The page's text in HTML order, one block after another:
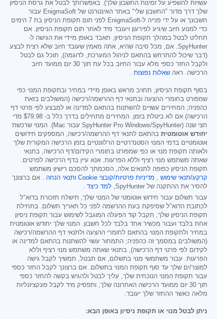
עשויות להשפיע על זמינות החשבון שלך). באפשרותך לבטל את גרסת הניסיון
שלך דרך מדור "החשבון שלי" באתר האינטרנט של EnigmaSoft עבור
חשבונך או על ידי פנייה ל-EnigmaSoft לפני תום תקופת הניסיון בת 7 הימים
כדי למנוע חיוב שיגיע לפירעון ויעובד מיד לאחר תום תקופת הניסיון. אם
תחליט לבטל במהלך תקופת הניסיון, תאבד באופן מיידי את הגישה ל-
SpyHunter. אם, מכל סיבה שהיא, אתה מאמין שעובד חיוב שלא רצית לבצע
(דבר שיכול להתרחש בהתאם לניהול המערכת, לדוגמה), תוכל גם לבטל
ולקבל החזר כספי מלא עבור החיוב בכל עת תוך 30 יום ממועד חיוב
הרכישה. ראה שאלות נפוצות .
בסוף תקופת הניסיון, תחויב מראש באופן מיידי במחיר ובתקופת המנוי כפי
שמפורט בחומרי ההצעה ובתנאי דף ההרשמה/רכישה (המשולבים בזאת
כהפניה; המחירים עשויים להשתנות בהתאם למדינה או למבצע לפי פרטי דף
הרכישה) אם לא ביטלת בזמן. המחירים מתחילים בדרך כלל ב- $79.98 מדי
חצי שנה (SpyHunter Pro Windows/SpyHunter עבור Mac). המנוי שרכשת
יחודש אוטומטית בהתאם לתנאי דף ההרשמה/רכישה, המספקים חידושים
אוטומטיים בדמי המנוי הסטנדרטיים הרלוונטיים בזמן הרכישה המקורית שלך
ולאותה תקופת מנוי או כפי שמפורט בחומרי הקידום/דף הרכישה, בתנאי
שאתה משתמש מנוי רציף וללא הפרעות. אנא עיין בדף הרכישה לפרטים.
תקופת הניסיון כפופה לתנאים אלה, הסכמתך להסכם רישיון משתמש
קרקע/תנאי שימוש , מדיניות פרטיות/קובצי Cookie ותנאי הנחה . אם ברצונך
להסיר את ההתקנה של SpyHunter,
למד כיצד .
עבור תשלום עבור חידוש אוטומטי של המנוי שלך, תישלח תזכורת בדוא"ל
לכתובת הדוא"ל שסיפקת בעת ההרשמה לפני כל תאריך תשלום. בתחילת
תקופת הניסיון שלך, תקבל קוד הפעלה המוגבל לשימוש עבור תקופת ניסיון
אחת בלבד ועבור מכשיר אחד בלבד לכל חשבון. המנוי שלך יחודש אוטומטית
במחיר ולתקופת המנוי בהתאם לחומרי ההצעה ולתנאי דף ההרשמה/רכישה
(המשולבים במסמך זה כהפניה; התמחור עשוי להשתנות בהתאם למדינה או
לקידום לפי פרטי דף הרכישה), בתנאי שאתה משתמש מנוי רציף וללא
הפרעות. עבור משתמשי מנוי בתשלום, אם תבטל, תמשיך לקבל גישה
למוצר/ים שלך עד סוף תקופת המנוי בתשלום. אם ברצונך לקבל החזר כספי
עבור תקופת המנוי הנוכחית שלך, עליך לבטל ולהגיש בקשה להחזר כספי
תוך 30 יום ממועד הרכישה האחרונה שלך, ותפסיק מיד לקבל פונקציונליות
מלאה כאשר ההחזר שלך יעובד.
ניתן לבטל מנוי או תקופת ניסיון באופן הבא: